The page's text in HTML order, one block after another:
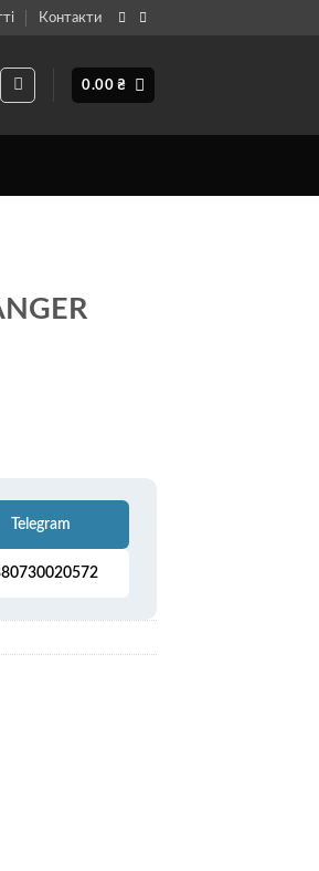
Контакти
0.00₴
Telegram